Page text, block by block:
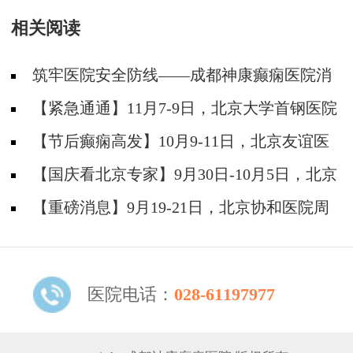
诊，速约！
相关阅读
筑牢医院安全防线——成都神康癫痫医院消
防安全培训纪实
【紧急通通】11月7-9日，北京大学首钢医院
神经内科胡颖教授亲临成都会诊，破解癫痫疑难
【节后癫痫高发】10月9-11日，北京友谊医
院陈葵博士免费会诊+治疗援助，破解癫痫难
题！
【国庆看北京专家】9月30日-10月5日，北京
天坛&首钢医院两大专家蓉城亲诊+癫痫大额救
【重磅消息】9月19-21日，北京协和医院周
医院电话： 028-61197977